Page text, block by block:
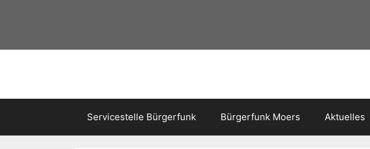
Servicestelle Bürgerfunk Bürgerfunk Moers Aktuelles